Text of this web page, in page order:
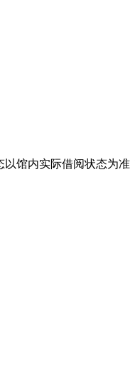
馆内实际借阅状态为准